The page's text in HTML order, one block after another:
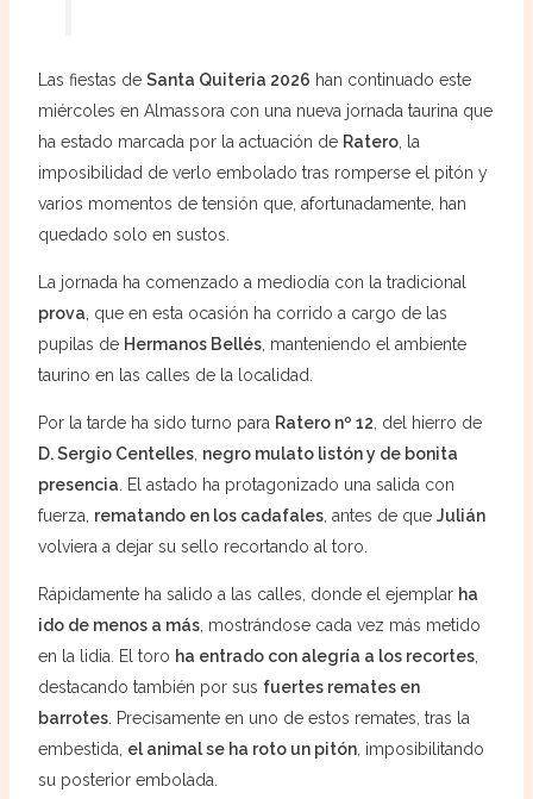
Las fiestas de Santa Quiteria 2026 han continuado este
miércoles en Almassora con una nueva jornada taurina que
ha estado marcada por la actuación de Ratero, la
imposibilidad de verlo embolado tras romperse el pitón y
varios momentos de tensión que, afortunadamente, han
quedado solo en sustos.
La jornada ha comenzado a mediodía con la tradicional
prova , que en esta ocasión ha corrido a cargo de las
pupilas de Hermanos Bellés, manteniendo el ambiente
taurino en las calles de la localidad.
Por la tarde ha sido turno para Ratero nº 12 , del hierro de
D. Sergio Centelles, negro mulato listón y de bonita
presencia . El astado ha protagonizado una salida con
fuerza, rematando en los cadafales, antes de que Julián
volviera a dejar su sello recortando al toro.
Rápidamente ha salido a las calles, donde el ejemplar ha
ido de menos a más, mostrándose cada vez más metido
en la lidia. El toro ha entrado con alegría a los recortes,
destacando también por sus fuertes remates en
barrotes. Precisamente en uno de estos remates, tras la
embestida, el animal se ha roto un pitón, imposibilitando
su posterior embolada.